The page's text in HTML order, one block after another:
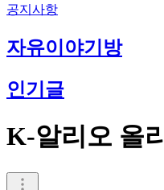
공지사항
자유이야기방
인기글
K-알리오 올